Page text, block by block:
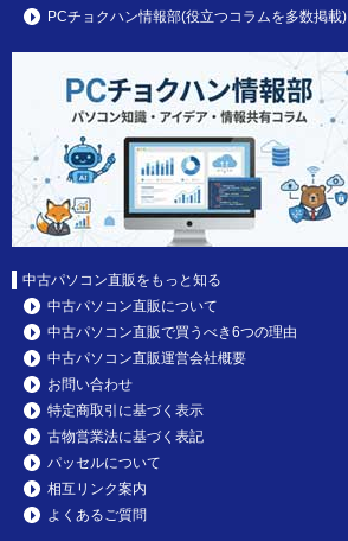
PCチョクハン情報部(役立つコラムを多数掲載)
中古パソコン直販をもっと知る
中古パソコン直販について
中古パソコン直販で買うべき6つの理由
中古パソコン直販運営会社概要
お問い合わせ
特定商取引に基づく表示
古物営業法に基づく表記
パッセルについて
相互リンク案内
よくあるご質問